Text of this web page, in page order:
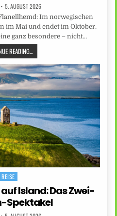
5. AUGUST 2026
Im norwegischen
im Mai und endet im Oktober.
ganz besondere – nicht…
READING...
Posted
REISE
Island: Das Zwei-
Spektakel